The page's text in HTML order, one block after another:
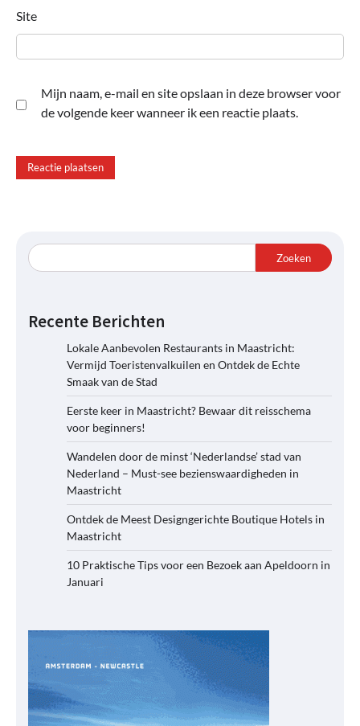
Site
Mijn naam, e-mail en site opslaan in deze browser voor
de volgende keer wanneer ik een reactie plaats.
Zoeken
Recente Berichten
Lokale Aanbevolen Restaurants in Maastricht:
Vermijd Toeristenvalkuilen en Ontdek de Echte
Smaak van de Stad
Eerste keer in Maastricht? Bewaar dit reisschema
voor beginners!
Wandelen door de minst ‘Nederlandse’ stad van
Nederland – Must-see bezienswaardigheden in
Maastricht
Ontdek de Meest Designgerichte Boutique Hotels in
Maastricht
10 Praktische Tips voor een Bezoek aan Apeldoorn in
Januari